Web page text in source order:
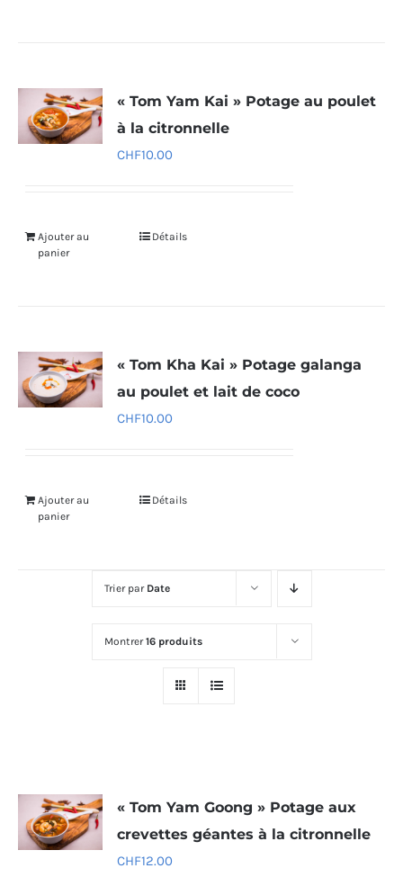
« Tom Yam Kai » Potage au poulet
à la citronnelle
CHF10.00
Ajouter au
panier
Détails
« Tom Kha Kai » Potage galanga
au poulet et lait de coco
CHF10.00
Ajouter au
panier
Détails
Trier par Date
Montrer16 produits
« Tom Yam Goong » Potage aux
crevettes géantes à la citronnelle
CHF12.00